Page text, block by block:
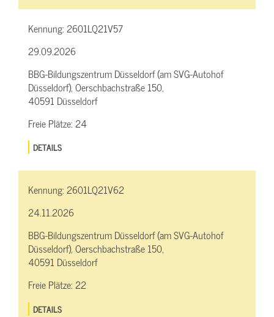
Kennung:2601LQ21V57
29.09.2026
BBG-Bildungszentrum Düsseldorf (am SVG-Autohof
Düsseldorf), Oerschbachstraße 150,
40591 Düsseldorf
Freie Plätze:24
DETAILS
Kennung:2601LQ21V62
24.11.2026
BBG-Bildungszentrum Düsseldorf (am SVG-Autohof
Düsseldorf), Oerschbachstraße 150,
40591 Düsseldorf
Freie Plätze:22
DETAILS